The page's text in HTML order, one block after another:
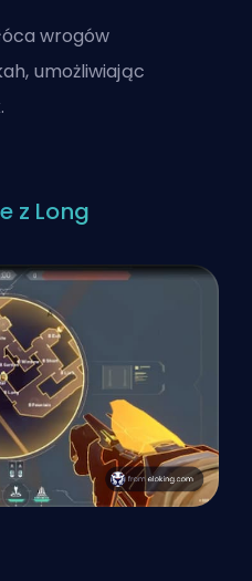
wrogów
umożliwiając
z Long